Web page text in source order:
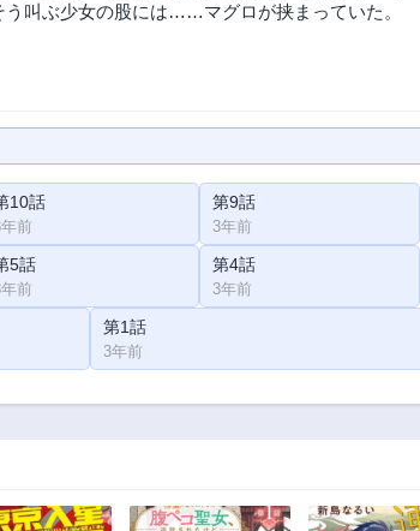
叫ぶ少女の股には……マグロが挟まっていた。
10話
前
第9話
3年前
5話
前
第4話
3年前
第1話
3年前